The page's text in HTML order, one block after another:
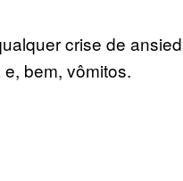
crise de
bem, vômitos.